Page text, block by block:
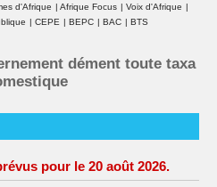
d'Afrique | Afrique Focus | Voix d'Afrique |
| CEPE | BEPC | BAC | BTS
dément toute taxa
pour le 20 août 2026.